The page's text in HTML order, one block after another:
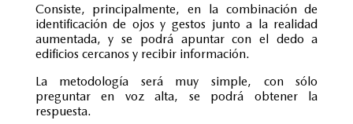
Consiste, principalmente, en la combinación de
identificación de ojos y gestos junto a la realidad
aumentada, y se podrá apuntar con el dedo a
edificios cercanos y recibir información.
La metodología será muy simple, con sólo
preguntar en voz alta, se podrá obtener la
respuesta.